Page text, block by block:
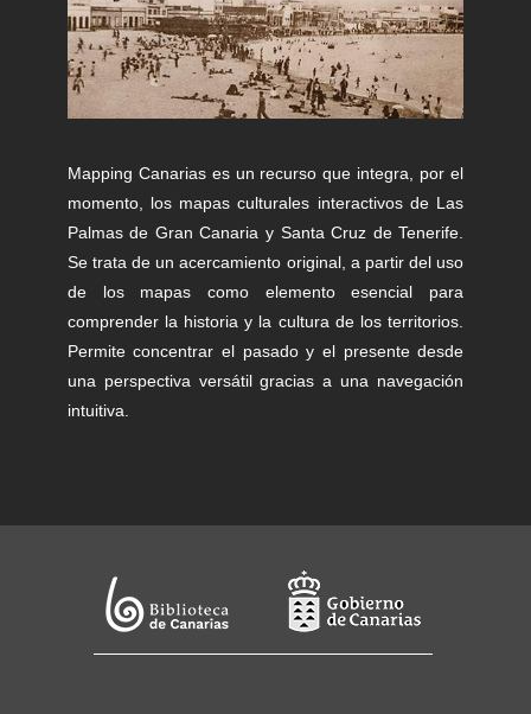
Mapping Canarias es un recurso que integra, por el
momento, los mapas culturales interactivos de Las
Palmas de Gran Canaria y Santa Cruz de Tenerife.
Se trata de un acercamiento original, a partir del uso
de los mapas como elemento esencial para
comprender la historia y la cultura de los territorios.
Permite concentrar el pasado y el presente desde
una perspectiva versátil gracias a una navegación
intuitiva.